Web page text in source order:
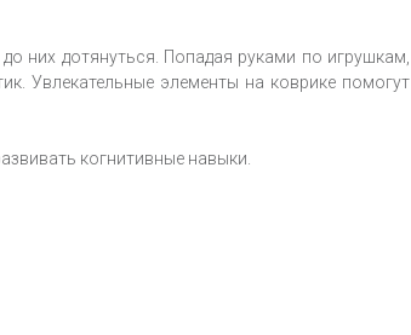
них дотянуться. Попадая руками по игрушкам,
Увлекательные элементы на коврике помогут
когнитивные навыки.